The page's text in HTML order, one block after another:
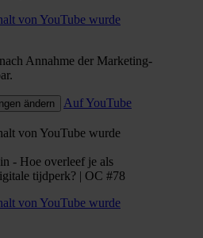
von YouTube wurde
Annahme der Marketing-
ändern
Auf YouTube
von YouTube wurde
- Hoe overleef je als
tijdperk? | OC #78
von YouTube wurde